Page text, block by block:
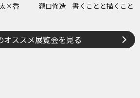
×香
瀧口修造 書くことと描くこと
オススメ展覧会を見る